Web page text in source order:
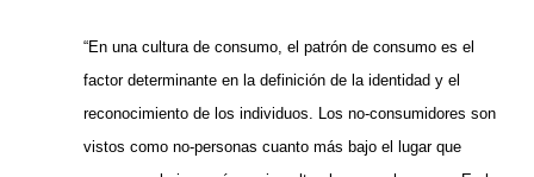
“En una cultura de consumo, el patrón de consumo es el
factor determinante en la definición de la identidad y el
reconocimiento de los individuos. Los no-consumidores son
vistos como no-personas cuanto más bajo el lugar que